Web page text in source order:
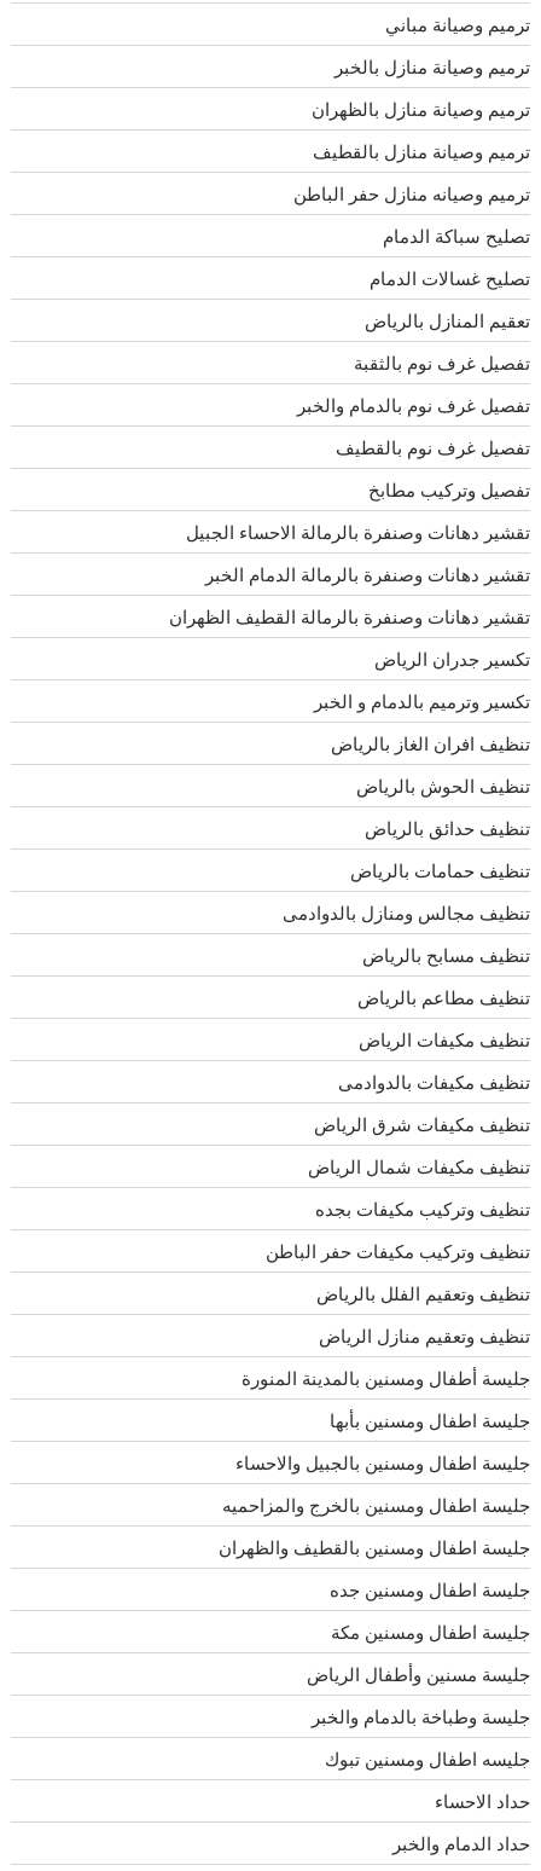
ترميم وصيانة مباني
ترميم وصيانة منازل بالخبر
ترميم وصيانة منازل بالظهران
ترميم وصيانة منازل بالقطيف
ترميم وصيانه منازل حفر الباطن
تصليح سباكة الدمام
تصليح غسالات الدمام
تعقيم المنازل بالرياض
تفصيل غرف نوم بالثقبة
تفصيل غرف نوم بالدمام والخبر
تفصيل غرف نوم بالقطيف
تفصيل وتركيب مطابخ
تقشير دهانات وصنفرة بالرمالة الاحساء الجبيل
تقشير دهانات وصنفرة بالرمالة الدمام الخبر
تقشير دهانات وصنفرة بالرمالة القطيف الظهران
تكسير جدران الرياض
تكسير وترميم بالدمام و الخبر
تنظيف افران الغاز بالرياض
تنظيف الحوش بالرياض
تنظيف حدائق بالرياض
تنظيف حمامات بالرياض
تنظيف مجالس ومنازل بالدوادمى
تنظيف مسابح بالرياض
تنظيف مطاعم بالرياض
تنظيف مكيفات الرياض
تنظيف مكيفات بالدوادمى
تنظيف مكيفات شرق الرياض
تنظيف مكيفات شمال الرياض
تنظيف وتركيب مكيفات بجده
تنظيف وتركيب مكيفات حفر الباطن
تنظيف وتعقيم الفلل بالرياض
تنظيف وتعقيم منازل الرياض
جليسة أطفال ومسنين بالمدينة المنورة
جليسة اطفال ومسنين بأبها
جليسة اطفال ومسنين بالجبيل والاحساء
جليسة اطفال ومسنين بالخرج والمزاحميه
جليسة اطفال ومسنين بالقطيف والظهران
جليسة اطفال ومسنين جده
جليسة اطفال ومسنين مكة
جليسة مسنين وأطفال الرياض
جليسة وطباخة بالدمام والخبر
جليسه اطفال ومسنين تبوك
حداد الاحساء
حداد الدمام والخبر